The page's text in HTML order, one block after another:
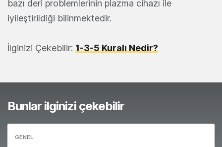
bazı deri problemlerinin plazma cihazı ile
iyileştirildiği bilinmektedir.
İlginizi Çekebilir: 1-3-5 Kuralı Nedir?
Bunlar ilginizi çekebilir
GENEL